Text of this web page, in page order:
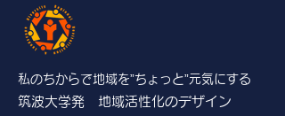
私のちからで地域を”ちょっと”元気にする
筑波大学発 地域活性化のデザイン